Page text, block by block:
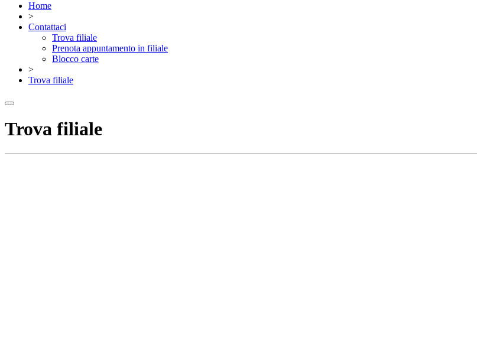
Home
>
Contattaci
Trova filiale
Prenota appuntamento in filiale
Blocco carte
>
Trova filiale
Trova filiale